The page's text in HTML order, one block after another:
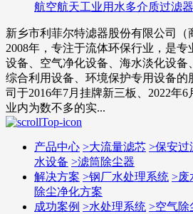
航空航天工业用水多介质过滤器
新乡市利菲尔特滤器股份有限公司
2008年，专注于流体环保行业，是
设备、空气净化设备、海水淡化设备
综合利用设备、环境保护专用设备的
司于2016年7月挂牌新三板、2022年
业内为数不多的实...
产品中心 >大流量滤芯 >保安过
水设备 >滤筒除尘器
解决方案 >钢厂水处理系统 >废
除尘净化方案
成功案例 >水处理系统 >空气除